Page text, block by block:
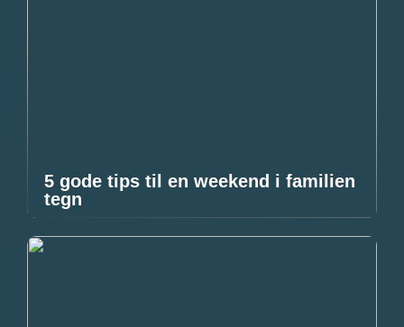
5 gode tips til en weekend i familien
tegn